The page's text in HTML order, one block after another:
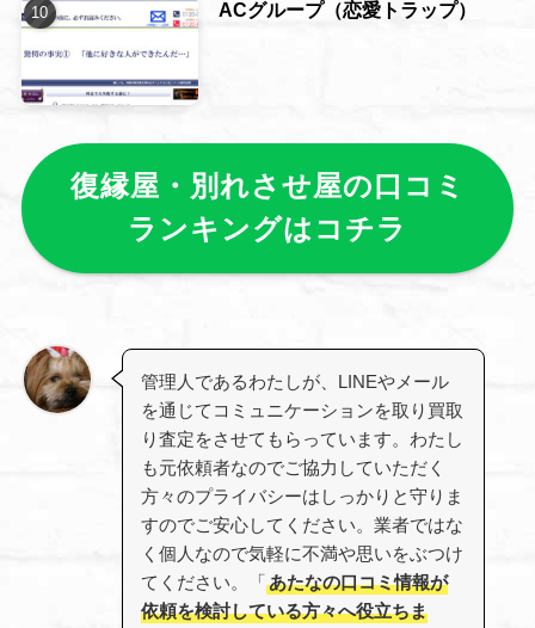
ACグループ（恋愛トラップ）
復縁屋・別れさせ屋の口コミ
ランキングはコチラ
管理人であるわたしが、LINEやメール
を通じてコミュニケーションを取り買取
り査定をさせてもらっています。わたし
も元依頼者なのでご協力していただく
方々のプライバシーはしっかりと守りま
すのでご安心してください。業者ではな
く個人なので気軽に不満や思いをぶつけ
てください。「あたなの口コミ情報が
依頼を検討している方々へ役立ちま